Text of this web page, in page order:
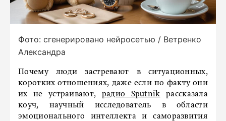
Фото: сгенерировано нейросетью / Ветренко
Александра
Почему люди застревают в ситуационных,
коротких отношениях, даже если по факту они
их не устраивают, радио Sputnik рассказала
коуч, научный исследователь в области
эмоционального интеллекта и саморазвития